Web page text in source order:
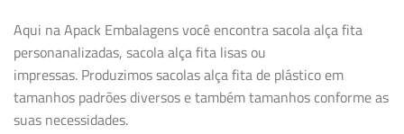
Aqui na Apack Embalagens você encontra sacola alça fita
personanalizadas, sacola alça fita lisas ou
impressas. Produzimos sacolas alça fita de plástico em
tamanhos padrões diversos e também tamanhos conforme as
suas necessidades.